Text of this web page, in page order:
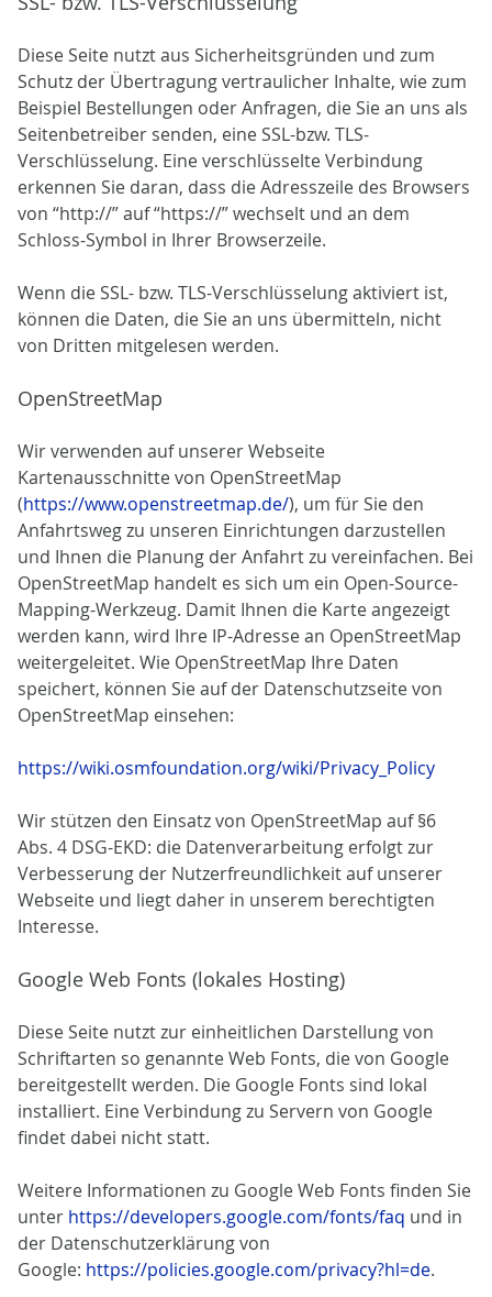
Diese Seite nutzt aus Sicherheitsgründen und zum
Schutz der Übertragung vertraulicher Inhalte, wie zum
Beispiel Bestellungen oder Anfragen, die Sie an uns als
Seitenbetreiber senden, eine SSL-bzw. TLS-
Verschlüsselung. Eine verschlüsselte Verbindung
erkennen Sie daran, dass die Adresszeile des Browsers
von “http://” auf “https://” wechselt und an dem
Schloss-Symbol in Ihrer Browserzeile.
Wenn die SSL- bzw. TLS-Verschlüsselung aktiviert ist,
können die Daten, die Sie an uns übermitteln, nicht
von Dritten mitgelesen werden.
OpenStreetMap
Wir verwenden auf unserer Webseite
Kartenausschnitte von OpenStreetMap
(https://www.openstreetmap.de/), um für Sie den
Anfahrtsweg zu unseren Einrichtungen darzustellen
und Ihnen die Planung der Anfahrt zu vereinfachen. Bei
OpenStreetMap handelt es sich um ein Open-Source-
Mapping-Werkzeug. Damit Ihnen die Karte angezeigt
werden kann, wird Ihre IP-Adresse an OpenStreetMap
weitergeleitet. Wie OpenStreetMap Ihre Daten
speichert, können Sie auf der Datenschutzseite von
OpenStreetMap einsehen:
https://wiki.osmfoundation.org/wiki/Privacy_Policy
Wir stützen den Einsatz von OpenStreetMap auf §6
Abs. 4 DSG-EKD: die Datenverarbeitung erfolgt zur
Verbesserung der Nutzerfreundlichkeit auf unserer
Webseite und liegt daher in unserem berechtigten
Interesse.
Google Web Fonts (lokales Hosting)
Diese Seite nutzt zur einheitlichen Darstellung von
Schriftarten so genannte Web Fonts, die von Google
bereitgestellt werden. Die Google Fonts sind lokal
installiert. Eine Verbindung zu Servern von Google
findet dabei nicht statt.
Weitere Informationen zu Google Web Fonts finden Sie
unter https://developers.google.com/fonts/faq und in
der Datenschutzerklärung von
Google: https://policies.google.com/privacy?hl=de.